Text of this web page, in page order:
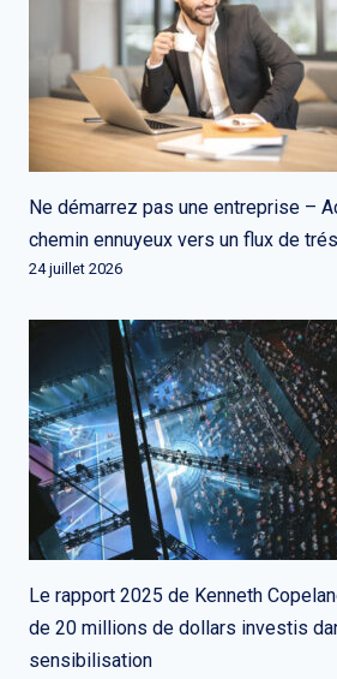
Ne démarrez pas une entreprise –
chemin ennuyeux vers un flux de
24 juillet 2026
Le rapport 2025 de Kenneth
de 20 millions de dollars investis
sensibilisation